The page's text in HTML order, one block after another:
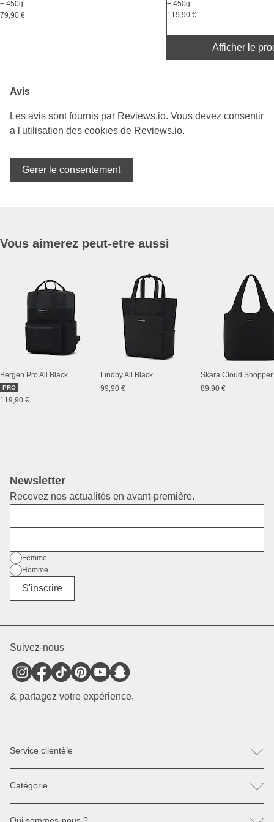
± 450g
79,90 €
± 450g
119,90 €
Afficher le
Avis
Les avis sont fournis par Reviews.io. Vous devez consentir
a l'utilisation des cookies de Reviews.io.
Gerer le consentement
Vous aimerez peut-etre aussi
Bergen Pro All Black
PRO
119,90 €
Lindby All Black
99,90 €
89,90 €
Newsletter
Recevez nos actualités en avant-première.
SexeFemme
Homme
S'inscrire
Suivez-nous
& partagez votre expérience.
Service clientèle
Contactez-nous
Retour & Réclamation
Pièces détachées
Catégorie